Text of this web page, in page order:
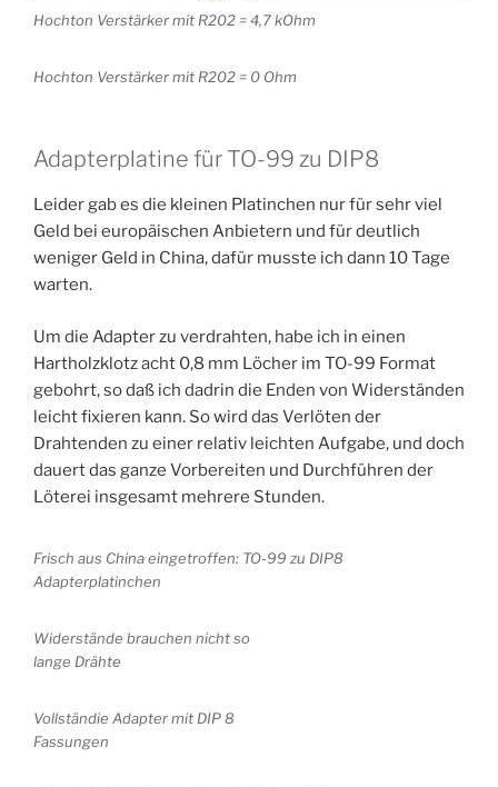
Hochton Verstärker mit R202 = 4,7 kOhm
Hochton Verstärker mit R202 = 0 Ohm
Adapterplatine für TO-99 zu DIP8
Leider gab es die kleinen Platinchen nur für sehr viel
Geld bei europäischen Anbietern und für deutlich
weniger Geld in China, dafür musste ich dann 10 Tage
warten.
Um die Adapter zu verdrahten, habe ich in einen
Hartholzklotz acht 0,8 mm Löcher im TO-99 Format
gebohrt, so daß ich dadrin die Enden von Widerständen
leicht fixieren kann. So wird das Verlöten der
Drahtenden zu einer relativ leichten Aufgabe, und doch
dauert das ganze Vorbereiten und Durchführen der
Löterei insgesamt mehrere Stunden.
Frisch aus China eingetroffen: TO-99 zu DIP8
Adapterplatinchen
Widerstände brauchen nicht so
lange Drähte
Vollständie Adapter mit DIP 8
Fassungen